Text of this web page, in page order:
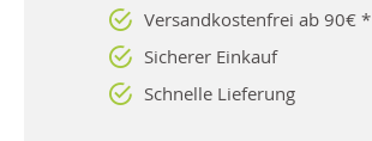
Versandkostenfrei ab 90€ *
Sicherer Einkauf
Schnelle Lieferung